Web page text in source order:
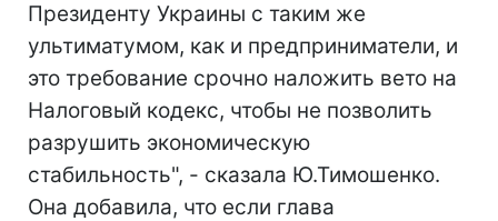
Президенту Украины с таким же
ультиматумом, как и предприниматели, и
это требование срочно наложить вето на
Налоговый кодекс, чтобы не позволить
разрушить экономическую
стабильность", - сказала Ю.Тимошенко.
Она добавила, что если глава